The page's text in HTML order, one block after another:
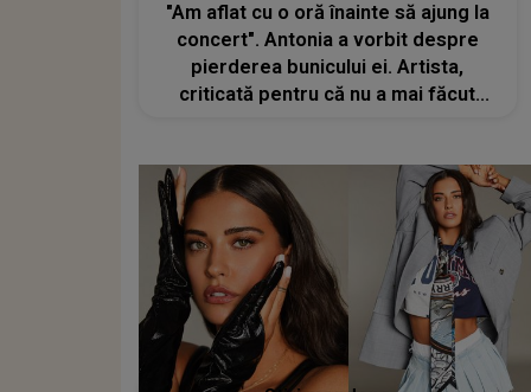
"Am aflat cu o oră înainte să ajung la
concert". Antonia a vorbit despre
pierderea bunicului ei. Artista,
criticată pentru că nu a mai făcut